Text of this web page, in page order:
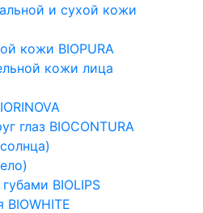
и сухой кожи
кожи BIOPURA
кожи лица
глаз BIOCONTURA
BIOLIPS